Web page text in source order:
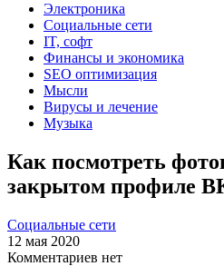
Электроника
Социальные сети
IT, софт
Финансы и экономика
SEO оптимизация
Мысли
Вирусы и лечение
Музыка
Как посмотреть
закрытом профиле
Социальные сети
12 мая 2020
Комментариев нет